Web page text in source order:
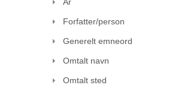
Forfatter/person
Generelt emneord
Omtalt navn
Omtalt sted